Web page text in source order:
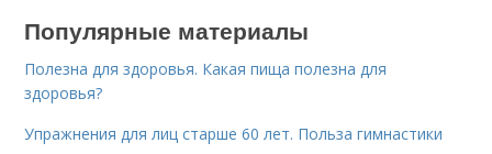
Популярные материалы
Полезна для здоровья. Какая пища полезна для
здоровья?
Упражнения для лиц старше 60 лет. Польза гимнастики